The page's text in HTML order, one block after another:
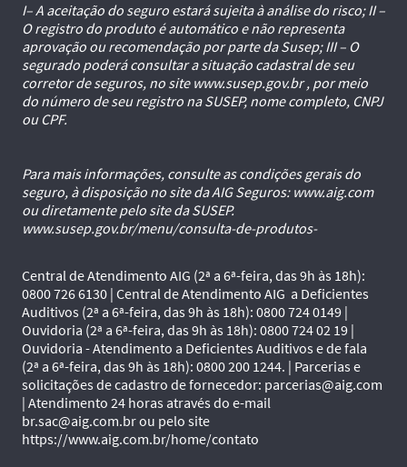
I– A aceitação do seguro estará sujeita à análise do risco; II –
O registro do produto é automático e não representa
aprovação ou recomendação por parte da Susep; III – O
segurado poderá consultar a situação cadastral de seu
corretor de seguros, no site www.susep.gov.br , por meio
do número de seu registro na SUSEP, nome completo, CNPJ
ou CPF.
Para mais informações, consulte as condições gerais do
seguro, à disposição no site da AIG Seguros: www.aig.com
ou diretamente pelo site da SUSEP.
www.susep.gov.br/menu/consulta-de-produtos-
Central de Atendimento AIG (2ª a 6ª-feira, das 9h às 18h):
0800 726 6130 | Central de Atendimento AIG a Deficientes
Auditivos (2ª a 6ª-feira, das 9h às 18h): 0800 724 0149 |
Ouvidoria (2ª a 6ª-feira, das 9h às 18h): 0800 724 02 19 |
Ouvidoria - Atendimento a Deficientes Auditivos e de fala
(2ª a 6ª-feira, das 9h às 18h): 0800 200 1244. | Parcerias e
solicitações de cadastro de fornecedor: parcerias@aig.com
| Atendimento 24 horas através do e-mail
br.sac@aig.com.br ou pelo site
https://www.aig.com.br/home/contato